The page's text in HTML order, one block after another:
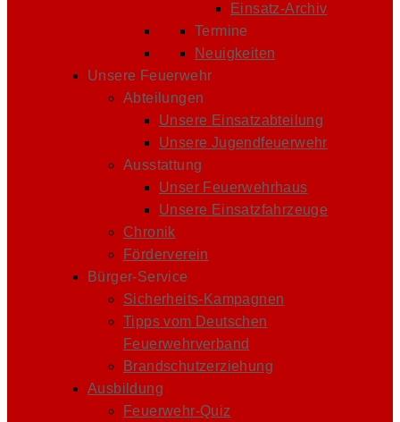
Einsatz-Archiv
Termine
Neuigkeiten
Unsere Feuerwehr
Abteilungen
Unsere Einsatzabteilung
Unsere Jugendfeuerwehr
Ausstattung
Unser Feuerwehrhaus
Unsere Einsatzfahrzeuge
Chronik
Förderverein
Bürger-Service
Sicherheits-Kampagnen
Tipps vom Deutschen
Feuerwehrverband
Brandschutzerziehung
Ausbildung
Feuerwehr-Quiz